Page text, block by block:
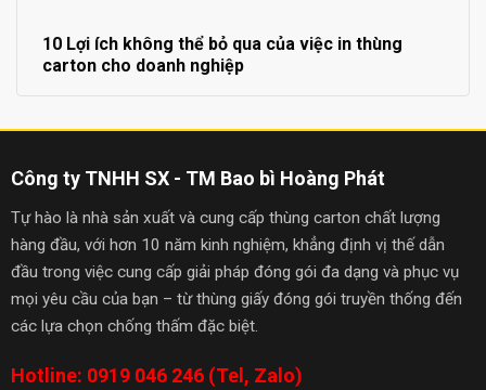
10 Lợi ích không thể bỏ qua của việc in thùng
carton cho doanh nghiệp
Công ty TNHH SX - TM Bao bì Hoàng Phát
Tự hào là nhà sản xuất và cung cấp thùng carton chất lượng
hàng đầu, với hơn 10 năm kinh nghiệm, khẳng định vị thế dẫn
đầu trong việc cung cấp giải pháp đóng gói đa dạng và phục vụ
mọi yêu cầu của bạn – từ thùng giấy đóng gói truyền thống đến
các lựa chọn chống thấm đặc biệt.
Hotline: 0919 046 246 (Tel, Zalo)